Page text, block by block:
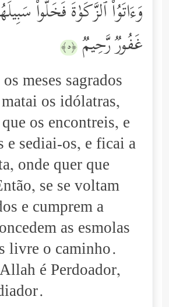
وَءَاتَوُاْ ٱلزَّكَوٰةَ فَخَلُّواْ
غَفُورࣱ رَّحِیمࣱ ﴿٥﴾
meses sagrados
os idólatras,
os encontreis, e
e sediai-os, e ficai a
onde quer que
se se voltam
e cumprem a
as esmolas
livre o caminho.
é Perdoador,